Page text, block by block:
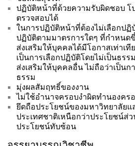
ปฏิบัติหน้าที่ด้วยความรับผิดชอบ โ
ตรวจสอบได้
ในการปฏิบัติหน้าที่ต้องไม่เลือกปฏิ
ปฏิบัติตามมาตรการใดๆ ที่กำหนด
ส่งเสริมให้บุคคลได้มีโอกาสเท่าเ
เป็นการเลือกปฏิบัติโดยไม่เป็นธร
ส่งเสริมให้บุคคลอื่น ไม่ถือว่าเป็นก
ธรรม
มุ่งผลสัมฤทธิ์ของงาน
ไม่ใช้อำนาจครอบงำผิดทำนองคร
ยึดถือประโยชน์ของมหาวิทยาลัยแ
ประเทศชาติเหนือกว่าประโยชน์ส่
ประโยชน์ทับซ้อน